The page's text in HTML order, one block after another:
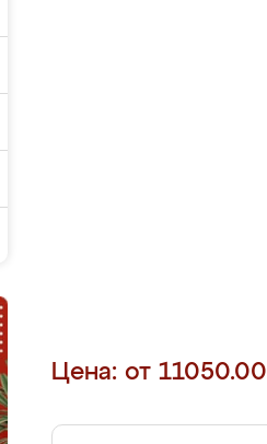
Цена: от 11050.00